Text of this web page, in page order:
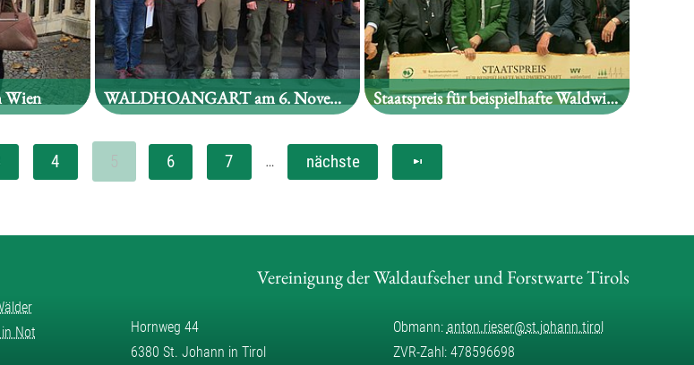
Wien WALDHOANGART am 6. November 2018 in St. Johann i.T. Staatspreis für beispielhafte Waldwirtschaft 2018: Innovation und Vielseitigkeit
4 5 6 7 … nächste
Not
Vereinigung der Waldaufseher und Forstwarte Tirols
Hornweg 44
6380 St. Johann in Tirol
Obmann: anton.rieser@st.johann.tirol
ZVR-Zahl: 478596698